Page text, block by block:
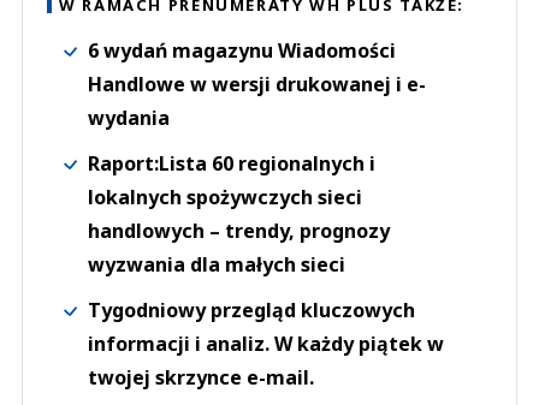
W RAMACH PRENUMERATY WH PLUS TAKŻE:
6 wydań magazynu Wiadomości
Handlowe w wersji drukowanej i e-
wydania
Raport:Lista 60 regionalnych i
lokalnych spożywczych sieci
handlowych – trendy, prognozy
wyzwania dla małych sieci
Tygodniowy przegląd kluczowych
informacji i analiz. W każdy piątek w
twojej skrzynce e-mail.